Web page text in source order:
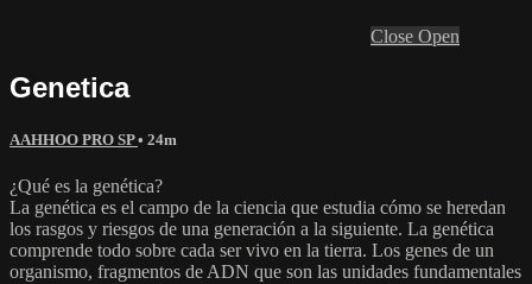
Close Open
Genetica
AAHHOO PRO SP• 24m
¿Qué es la genética?
La genética es el campo de la ciencia que estudia cómo se heredan
los rasgos y riesgos de una generación a la siguiente. La genética
comprende todo sobre cada ser vivo en la tierra. Los genes de un
organismo, fragmentos de ADN que son las unidades fundamentales